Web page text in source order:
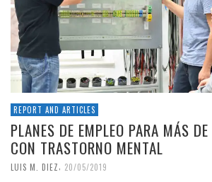
REPORT AND ARTICLES
PLANES DE EMPLEO PARA MÁS
CON TRASTORNO MENTAL
LUIS M. DIEZ, 20/05/2019